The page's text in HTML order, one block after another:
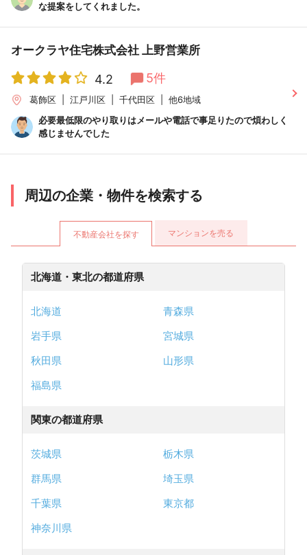
な提案をしてくれました。
オークラヤ住宅株式会社 上野営業所
4.2 5件
葛飾区 江戸川区 千代田区
他6地域
必要最低限のやり取りはメールや電話で事足りたので煩わしく
感じませんでした
周辺の企業・物件を検索する
不動産会社を探す マンションを売る
北海道・東北の都道府県
北海道
青森県
岩手県
宮城県
秋田県
山形県
福島県
関東の都道府県
茨城県
栃木県
群馬県
埼玉県
千葉県
東京都
神奈川県